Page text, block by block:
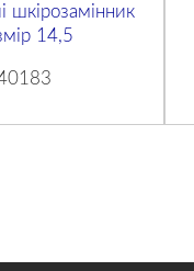
шкірозамінник
14,5